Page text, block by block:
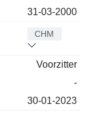
31-03-2000
CHM
Voorzitter
-
30-01-2023